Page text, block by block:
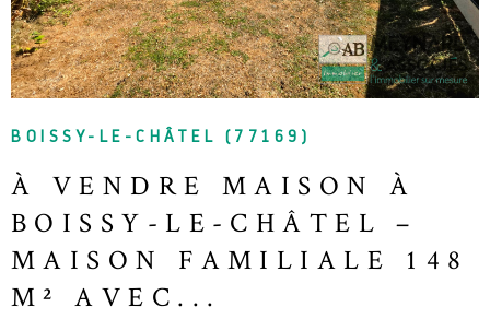
BOISSY-LE-CHÂTEL (77169)
À VENDRE MAISON À
BOISSY-LE-CHÂTEL –
MAISON FAMILIALE 148
M² AVEC...